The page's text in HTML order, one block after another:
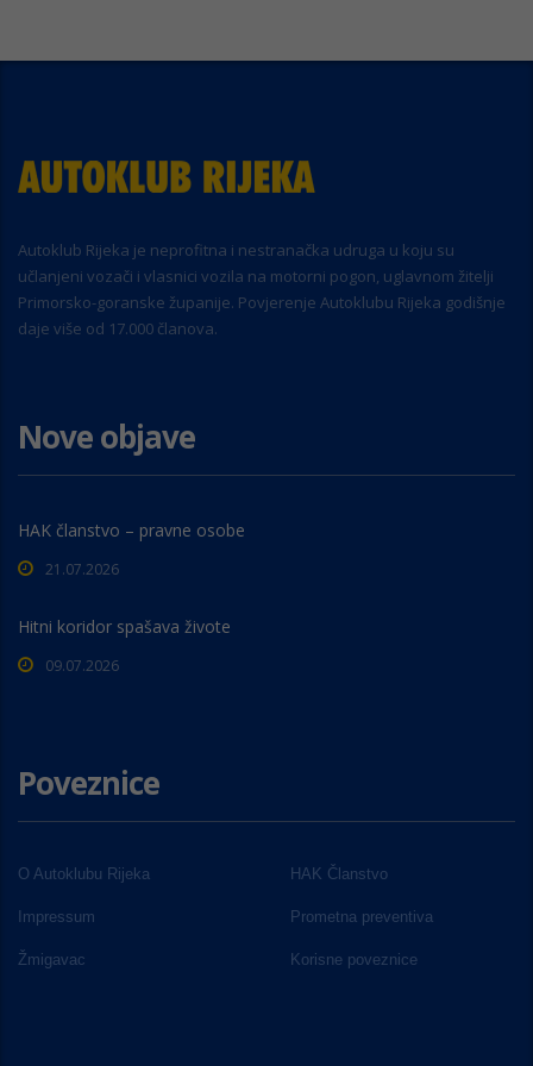
Autoklub Rijeka je neprofitna i nestranačka udruga u koju su
učlanjeni vozači i vlasnici vozila na motorni pogon, uglavnom žitelji
Primorsko-goranske županije. Povjerenje Autoklubu Rijeka godišnje
daje više od 17.000 članova.
Nove objave
HAK članstvo – pravne osobe
21.07.2026
Hitni koridor spašava živote
09.07.2026
Poveznice
O Autoklubu Rijeka HAK Članstvo
Impressum Prometna preventiva
Žmigavac Korisne poveznice